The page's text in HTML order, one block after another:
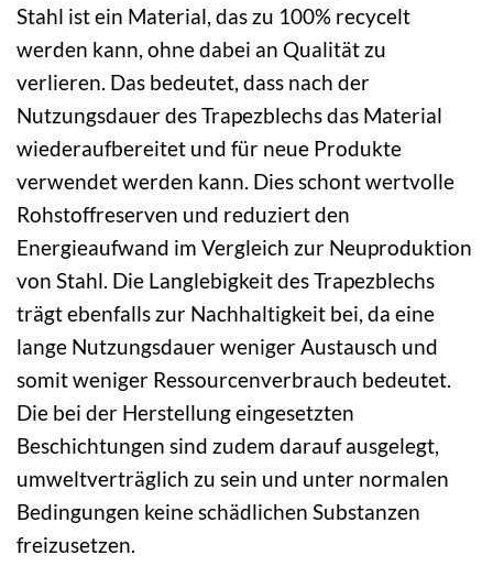
Stahl ist ein Material, das zu 100% recycelt
werden kann, ohne dabei an Qualität zu
verlieren. Das bedeutet, dass nach der
Nutzungsdauer des Trapezblechs das Material
wiederaufbereitet und für neue Produkte
verwendet werden kann. Dies schont wertvolle
Rohstoffreserven und reduziert den
Energieaufwand im Vergleich zur Neuproduktion
von Stahl. Die Langlebigkeit des Trapezblechs
trägt ebenfalls zur Nachhaltigkeit bei, da eine
lange Nutzungsdauer weniger Austausch und
somit weniger Ressourcenverbrauch bedeutet.
Die bei der Herstellung eingesetzten
Beschichtungen sind zudem darauf ausgelegt,
umweltverträglich zu sein und unter normalen
Bedingungen keine schädlichen Substanzen
freizusetzen.